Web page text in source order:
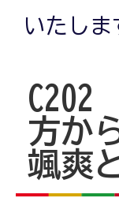
いたしま
C202
方か
颯爽